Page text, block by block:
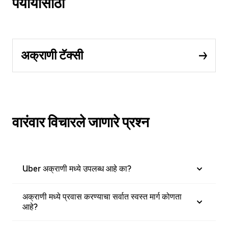
अक्राणी टॅक्सी
वारंवार विचारले जाणारे प्रश्न
Uber अक्राणी मध्ये उपलब्ध आहे का?
अक्राणी मध्ये प्रवास करण्याचा सर्वात स्वस्त मार्ग कोणता
आहे?